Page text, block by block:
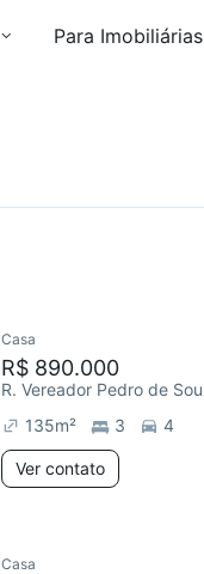
Para Imobiliárias
Casa
R$ 890.000
135m² 3 4
Ver contato
Casa